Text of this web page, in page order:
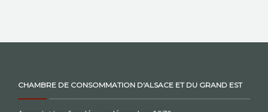
CHAMBRE DE CONSOMMATION D'ALSACE ET DU GRAND EST